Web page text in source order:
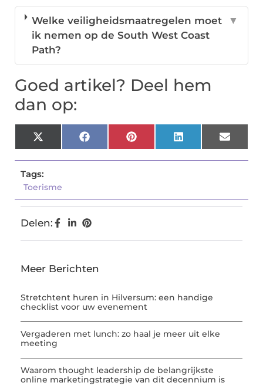
Welke veiligheidsmaatregelen moet
ik nemen op de South West Coast
Path?
▼
Goed artikel? Deel hem
dan op:
X
(Twitter)
FacebookPinterestLinkedInEmail
Tags:
Toerisme
Delen:
Meer Berichten
Stretchtent huren in Hilversum: een handige
checklist voor uw evenement
Vergaderen met lunch: zo haal je meer uit elke
meeting
Waarom thought leadership de belangrijkste
online marketingstrategie van dit decennium is